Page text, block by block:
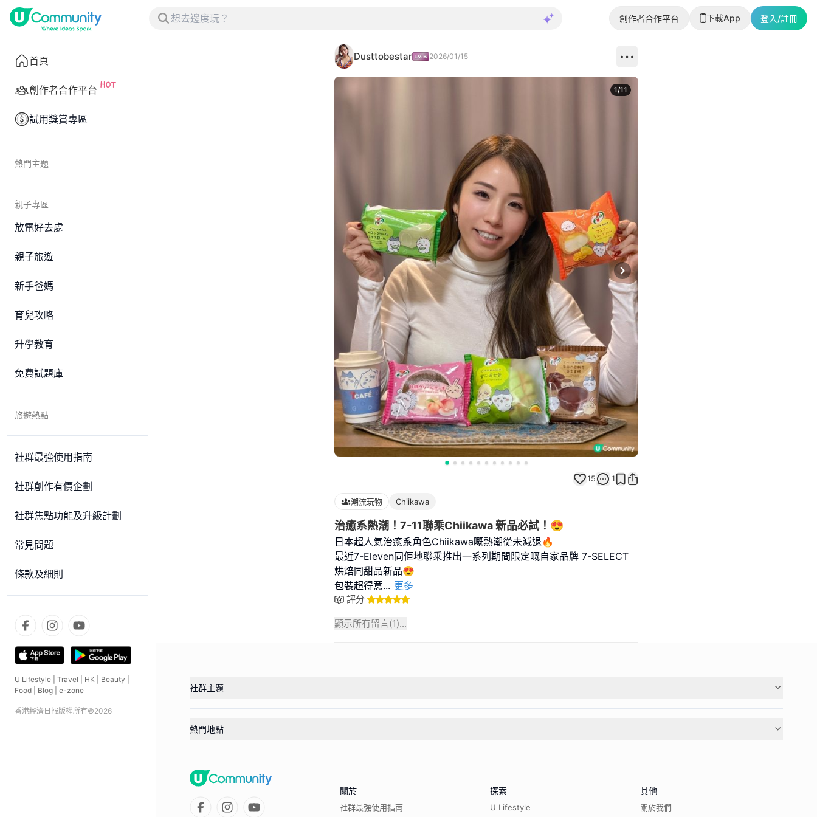
創作者合作平台 下載App 登入/註冊
首頁
創作者合作平台
試用獎賞專區
熱門主題
親子專區
放電好去處
親子旅遊
新手爸媽
育兒攻略
升學教育
免費試題庫
旅遊熱點
社群最強使用指南
社群創作有價企劃
社群焦點功能及升級計劃
常見問題
條款及細則
U Lifestyle Travel HK Beauty
Food
Blog e-zone
香港經濟日報版權所有©2026
Dusttobestar 2026/01/15
Next slide
1/11
15 1
潮流玩物 Chiikawa
治癒系熱潮！7-11聯乘Chiikawa 新品必試！😍
日本超人氣治癒系角色Chiikawa嘅熱潮從未減退🔥
最近7-Eleven同佢地聯乘推出一系列期間限定嘅自家品牌 7-SELECT
烘焙同甜品新品😍
包裝超得意... 更多
評分
顯示所有留言(1)...
社群主題
熱門地點
關於
社群最強使用指南
探索
U Lifestyle
其他
關於我們